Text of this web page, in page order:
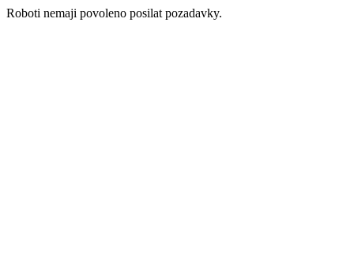
Roboti nemaji povoleno posilat pozadavky.